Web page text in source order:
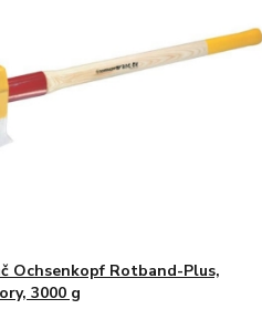
Ochsenkopf Rotband-Plus,
3000 g